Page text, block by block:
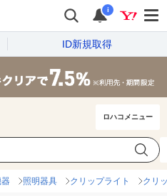
i
ID新規取得
ロハコメニュー
照明器具 クリップライト クリ